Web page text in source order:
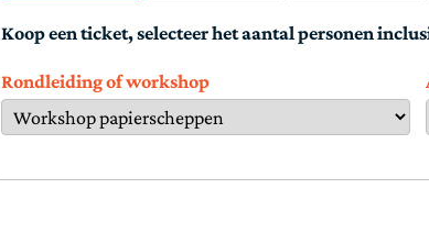
Koop een ticket, selecteer het aantal personen
Rondleiding of workshop